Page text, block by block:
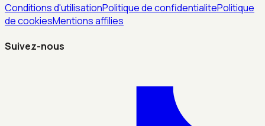
Conditions d'utilisationPolitique de confidentialitePolitique
de cookiesMentions affilies
Suivez-nous